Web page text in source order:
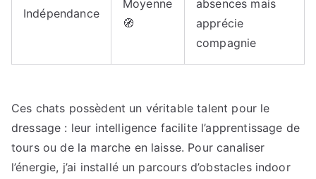
Indépendance
Moyenne
🧭
absences mais
apprécie
compagnie
Ces chats possèdent un véritable talent pour le
dressage : leur intelligence facilite l’apprentissage de
tours ou de la marche en laisse. Pour canaliser
l’énergie, j’ai installé un parcours d’obstacles indoor